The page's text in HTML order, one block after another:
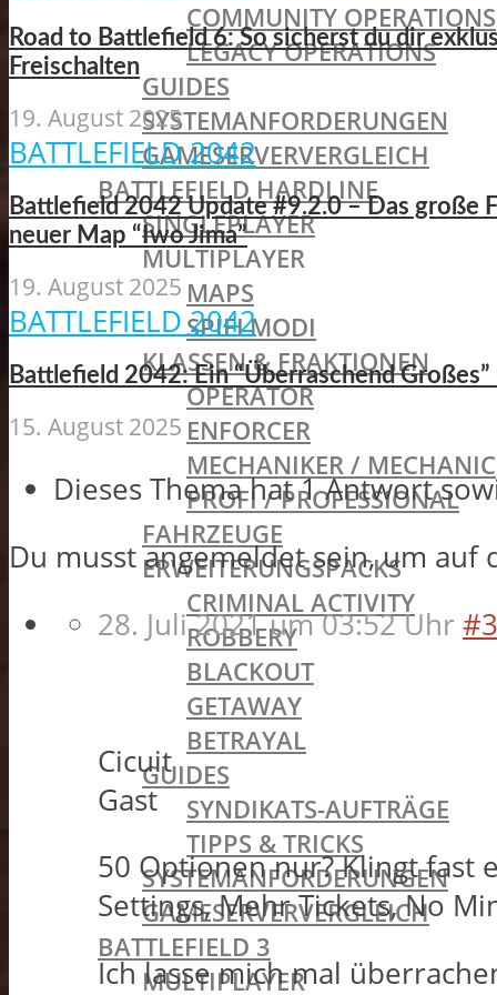
COMMUNITY OPERATIONS
LEGACY OPERATIONS
GUIDES
SYSTEMANFORDERUNGEN
GAMESERVERVERGLEICH
BATTLEFIELD HARDLINE
SINGLEPLAYER
MULTIPLAYER
MAPS
SPIELMODI
KLASSEN & FRAKTIONEN
OPERATOR
ENFORCER
MECHANIKER / MECHANIC
PROFI / PROFESSIONAL
FAHRZEUGE
ERWEITERUNGSPACKS
CRIMINAL ACTIVITY
ROBBERY
BLACKOUT
GETAWAY
BETRAYAL
GUIDES
SYNDIKATS-AUFTRÄGE
TIPPS & TRICKS
SYSTEMANFORDERUNGEN
GAMESERVERVERGLEICH
BATTLEFIELD 3
MULTIPLAYER
Road to Battlefield 6: So sicherst du dir
Freischalten
19. August 2025
BATTLEFIELD 2042
Battlefield 2042 Update #9.2.0 – Das große
neuer Map “Iwo Jima”
19. August 2025
BATTLEFIELD 2042
Battlefield 2042: Ein “Überraschend
15. August 2025
Dieses Thema hat 1 Antwort
Du musst angemeldet sein, um auf
28. Juli 2021 um 03:52 Uhr
Cicuit
Gast
50 Optionen nur? Klingt fast
Settings, Mehr Tickets, No
Ich lasse mich mal